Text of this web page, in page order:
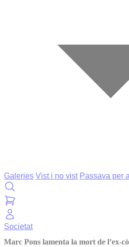
Galeries Vist i no vist Passava per
Societat
Marc Pons lamenta la mort de l’ex-